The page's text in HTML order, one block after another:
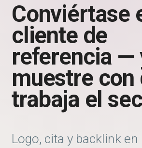
Conviértase
cliente de
referencia —
muestre con
trabaja el
Logo, cita y backlink en